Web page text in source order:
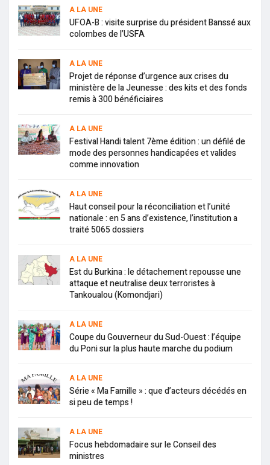
A LA UNE
UFOA-B : visite surprise du président Banssé aux
colombes de l’USFA
A LA UNE
Projet de réponse d’urgence aux crises du
ministère de la Jeunesse : des kits et des fonds
remis à 300 bénéficiaires
A LA UNE
Festival Handi talent 7ème édition : un défilé de
mode des personnes handicapées et valides
comme innovation
A LA UNE
Haut conseil pour la réconciliation et l’unité
nationale : en 5 ans d’existence, l’institution a
traité 5065 dossiers
A LA UNE
Est du Burkina : le détachement repousse une
attaque et neutralise deux terroristes à
Tankoualou (Komondjari)
A LA UNE
Coupe du Gouverneur du Sud-Ouest : l’équipe
du Poni sur la plus haute marche du podium
A LA UNE
Série « Ma Famille » : que d’acteurs décédés en
si peu de temps !
A LA UNE
Focus hebdomadaire sur le Conseil des
ministres